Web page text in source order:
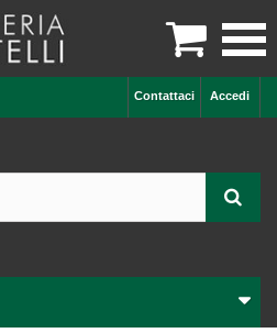

Accedi
Contattaci